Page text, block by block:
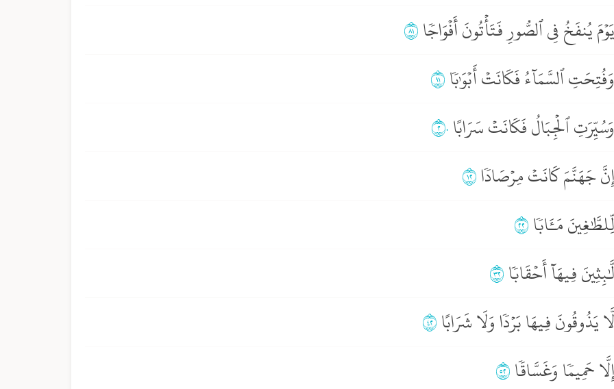
يَوۡمَ يُنفَخُ فِي ٱلصُّورِ فَتَأۡتُونَ أَفۡوَاجٗا١٨
وَفُتِحَتِ ٱلسَّمَآءُ فَكَانَتۡ أَبۡوَٰبٗا١٩
وَسُيِّرَتِ ٱلۡجِبَالُ فَكَانَتۡ سَرَابًا٢٠
جَهَنَّمَ كَانَتۡ مِرۡصَادٗا٢١
لِّلطَّٰغِينَ مَـَٔابٗا٢٢
لَّٰبِثِينَ فِيهَآ أَحۡقَابٗا٢٣
لَّا يَذُوقُونَ فِيهَا بَرۡدٗا وَلَا شَرَابًا٢٤
حَمِيمٗا وَغَسَّاقٗا٢٥